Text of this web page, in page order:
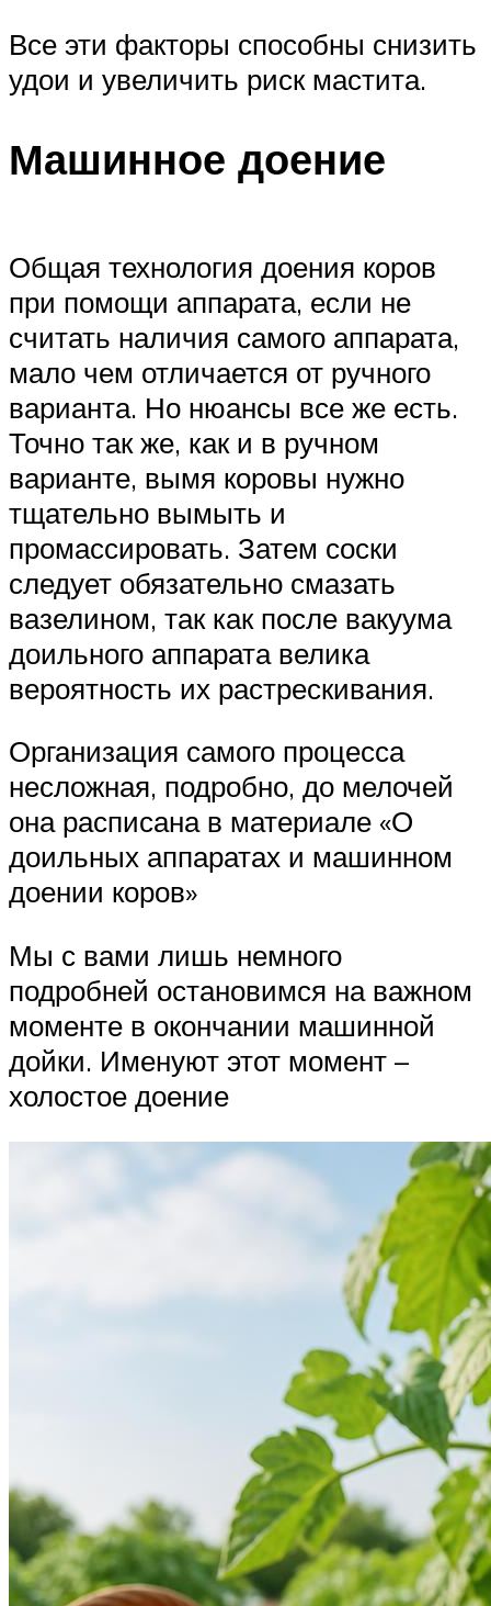
Все эти факторы способны снизить
удои и увеличить риск мастита.
Машинное доение
Общая технология доения коров
при помощи аппарата, если не
считать наличия самого аппарата,
мало чем отличается от ручного
варианта. Но нюансы все же есть.
Точно так же, как и в ручном
варианте, вымя коровы нужно
тщательно вымыть и
промассировать. Затем соски
следует обязательно смазать
вазелином, так как после вакуума
доильного аппарата велика
вероятность их растрескивания.
Организация самого процесса
несложная, подробно, до мелочей
она расписана в материале «О
доильных аппаратах и машинном
доении коров»
Мы с вами лишь немного
подробней остановимся на важном
моменте в окончании машинной
дойки. Именуют этот момент –
холостое доение